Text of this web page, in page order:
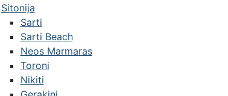
Sitonija
Sarti
Sarti Beach
Neos Marmaras
Toroni
Nikiti